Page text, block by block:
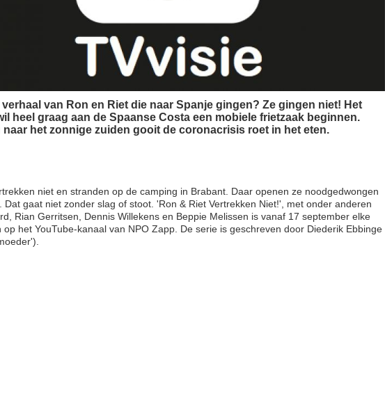
verhaal van Ron en Riet die naar Spanje gingen? Ze gingen niet! Het
heel graag aan de Spaanse Costa een mobiele frietzaak beginnen.
naar het zonnige zuiden gooit de coronacrisis roet in het eten.
niet en stranden op de camping in Brabant. Daar openen ze noodgedwongen
Dat gaat niet zonder slag of stoot. 'Ron & Riet Vertrekken Niet!', met onder anderen
Rian Gerritsen, Dennis Willekens en Beppie Melissen is vanaf 17 september elke
op het YouTube-kanaal van NPO Zapp. De serie is geschreven door Diederik Ebbinge